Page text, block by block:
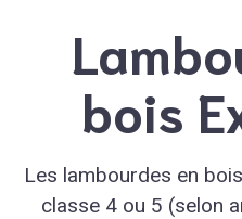
bois
Les lambourdes en
classe 4 ou 5 (selon